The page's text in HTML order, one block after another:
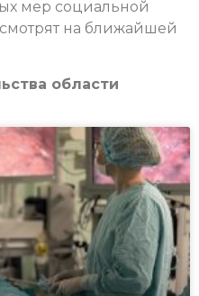
мер социальной
на ближайшей
области